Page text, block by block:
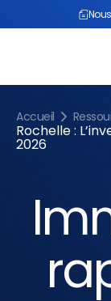
contenu
Accueil
Rochelle :
2026